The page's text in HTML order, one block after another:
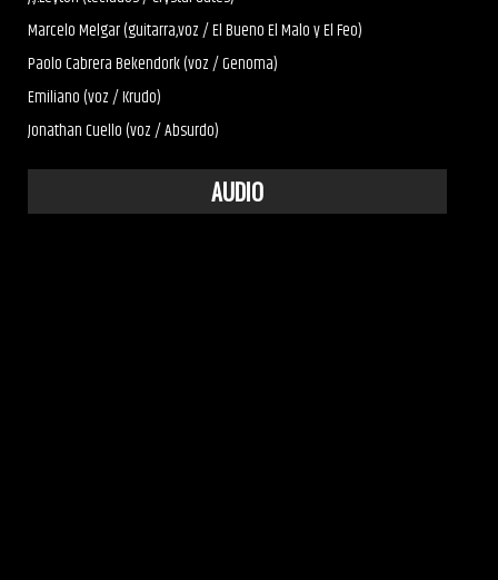
Marcelo Melgar (guitarra,voz / El Bueno El Malo y El Feo)
Paolo Cabrera Bekendork (voz / Genoma)
Emiliano (voz / Krudo)
Jonathan Cuello (voz / Absurdo)
AUDIO